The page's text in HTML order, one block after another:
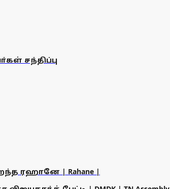
சந்திப்பு
ரஹானே | Rahane |